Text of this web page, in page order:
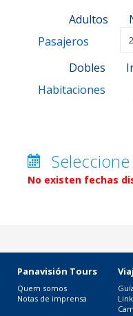
Adultos
Pasajeros
2
Dobles
Habitaciones
No existen fechas
Panavisión Tours
Quem somos
Notas de imprensa